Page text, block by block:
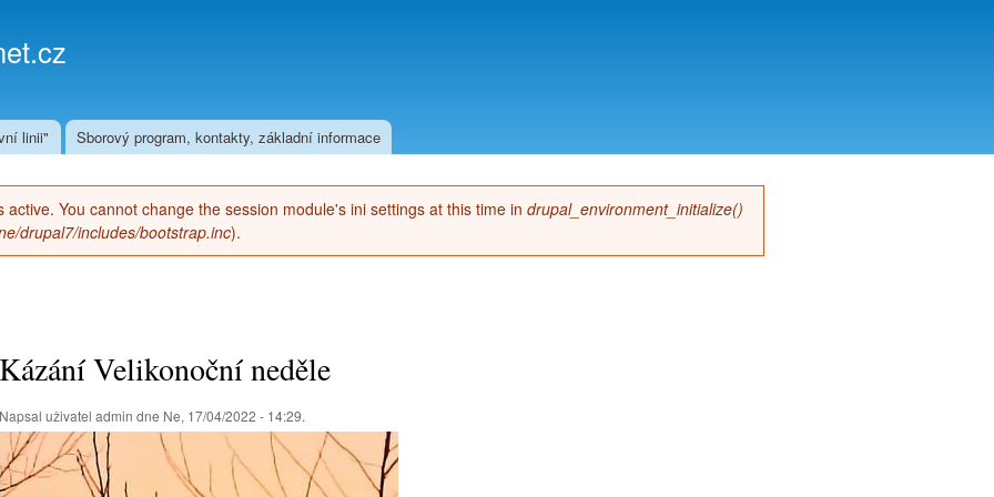
linii" Sborový program, kontakty, základní informace
active. You cannot change the session module's ini settings at this time in drupal_environment_initialize()
drupal7/includes/bootstrap.inc).
Kázání Velikonoční neděle
Napsal uživatel admin dne Ne, 17/04/2022 - 14:29.